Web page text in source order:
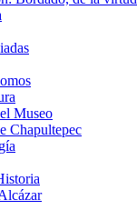
Museo
Chapultepec